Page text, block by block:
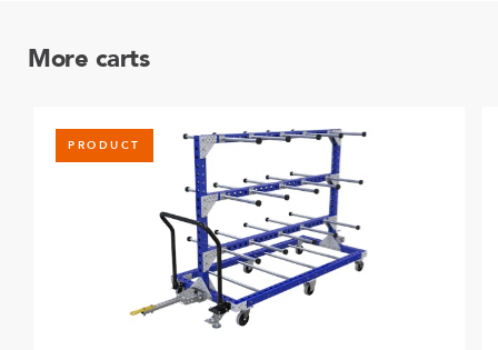
More carts
PRODUCT